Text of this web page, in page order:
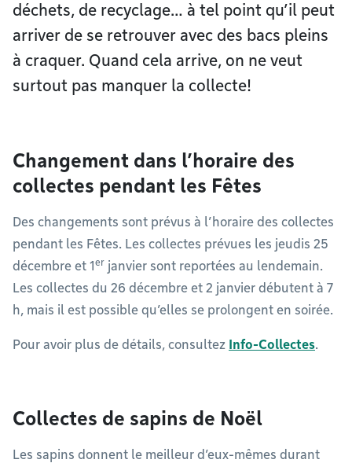
déchets, de recyclage… à tel point qu’il peut
arriver de se retrouver avec des bacs pleins
à craquer. Quand cela arrive, on ne veut
surtout pas manquer la collecte!
Changement dans l’horaire des
collectes pendant les Fêtes
Des changements sont prévus à l’horaire des collectes
pendant les Fêtes. Les collectes prévues les jeudis 25
décembre et 1er janvier sont reportées au lendemain.
Les collectes du 26 décembre et 2 janvier débutent à 7
h, mais il est possible qu’elles se prolongent en soirée.
Pour avoir plus de détails, consultez Info-Collectes.
Collectes de sapins de Noël
Les sapins donnent le meilleur d’eux-mêmes durant